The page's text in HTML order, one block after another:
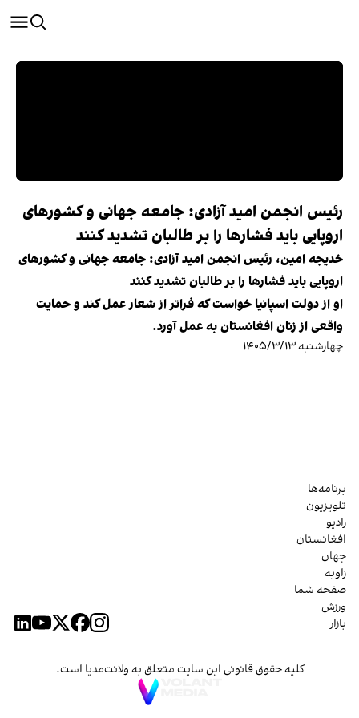
رئیس انجمن امید آزادی: جامعه جهانی و کشورهای
اروپایی باید فشارها را بر طالبان تشدید کنند
خدیجه امین، رئیس انجمن امید آزادی: جامعه جهانی و کشورهای
اروپایی باید فشارها را بر طالبان تشدید کنند
او از دولت اسپانیا خواست که فراتر از شعار عمل کند و حمایت
واقعی از زنان افغانستان به عمل آورد.
چهارشنبه ۱۴۰۵/۳/۱۳
برنامه‌ها
تلویزیون
رادیو
افغانستان
جهان
زاویه
صفحه شما
ورزش
بازار
کلیه حقوق قانونی این سایت متعلق به ولانت‌مدیا است.